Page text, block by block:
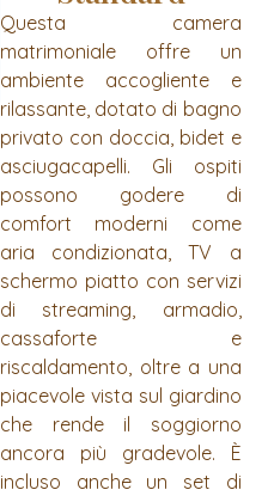
Questa camera
matrimoniale offre un
ambiente accogliente e
rilassante, dotato di bagno
privato con doccia, bidet e
asciugacapelli. Gli ospiti
possono godere di
comfort moderni come
aria condizionata, TV a
schermo piatto con servizi
di streaming, armadio,
cassaforte e
riscaldamento, oltre a una
piacevole vista sul giardino
che rende il soggiorno
ancora più gradevole. È
incluso anche un set di